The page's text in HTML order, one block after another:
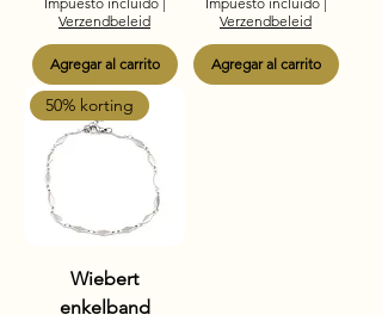
Verzendbeleid
Agregar al carrito
Verzendbeleid
Agregar al carrito
50% korting
Wiebert
enkelband